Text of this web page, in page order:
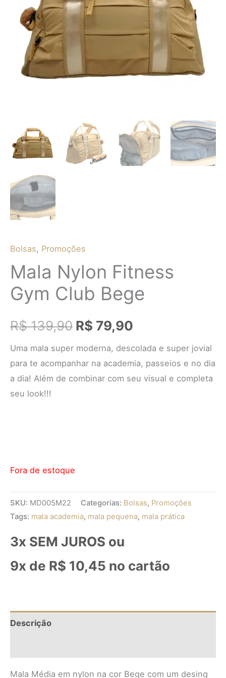
Bolsas, Promoções
Mala Nylon Fitness
Gym Club Bege
R$139,90
R$ 139,90.
R$ 79,90
R$ 79,90.
Uma mala super moderna, descolada e super jovial
para te acompanhar na academia, passeios e no dia
a dia! Além de combinar com seu visual e completa
seu look!!!
Fora de estoque
SKU: MD005M22 Categorias: Bolsas, Promoções
Tags: mala academia, mala pequena, mala prática
3x SEM JUROS ou
9x de R$ 10,45 no cartão
Descrição
Mala Média em nylon na cor Bege com um desing